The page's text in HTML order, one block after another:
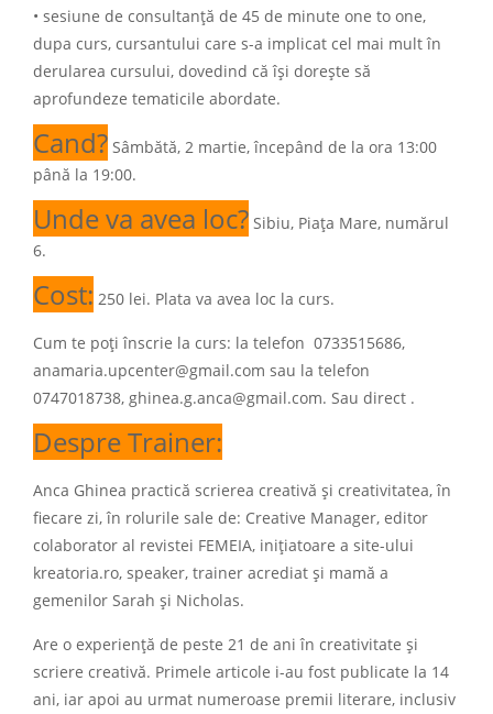
• sesiune de consultanţă de 45 de minute one to one,
dupa curs, cursantului care s-a implicat cel mai mult în
derularea cursului, dovedind că își dorește să
aprofundeze tematicile abordate.
Cand? Sâmbătă, 2 martie, începând de la ora 13:00
până la 19:00.
Unde va avea loc? Sibiu, Piața Mare, numărul
6.
Cost: 250 lei. Plata va avea loc la curs.
Cum te poți înscrie la curs: la telefon 0733515686,
anamaria.upcenter@gmail.com sau la telefon
0747018738, ghinea.g.anca@gmail.com. Sau direct .
Despre Trainer:
Anca Ghinea practică scrierea creativă și creativitatea, în
fiecare zi, în rolurile sale de: Creative Manager, editor
colaborator al revistei FEMEIA, inițiatoare a site-ului
kreatoria.ro, speaker, trainer acrediat și mamă a
gemenilor Sarah și Nicholas.
Are o experiență de peste 21 de ani în creativitate și
scriere creativă. Primele articole i-au fost publicate la 14
ani, iar apoi au urmat numeroase premii literare, inclusiv